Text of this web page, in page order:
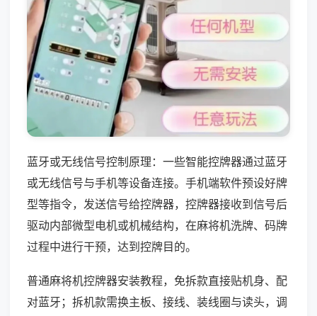
蓝牙或无线信号控制原理：一些智能控牌器通过蓝牙
或无线信号与手机等设备连接。手机端软件预设好牌
型等指令，发送信号给控牌器，控牌器接收到信号后
驱动内部微型电机或机械结构，在麻将机洗牌、码牌
过程中进行干预，达到控牌目的。
普通麻将机控牌器安装教程，免拆款直接贴机身、配
对蓝牙；拆机款需换主板、接线、装线圈与读头，调